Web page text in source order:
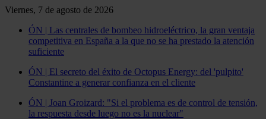
Viernes, 7 de agosto de 2026
ÓN | Las centrales de bombeo hidroeléctrico, la gran ventaja
competitiva en España a la que no se ha prestado la atención
suficiente
ÓN | El secreto del éxito de Octopus Energy: del 'pulpito'
Constantine a generar confianza en el cliente
ÓN | Joan Groizard: "Si el problema es de control de tensión,
la respuesta desde luego no es la nuclear"